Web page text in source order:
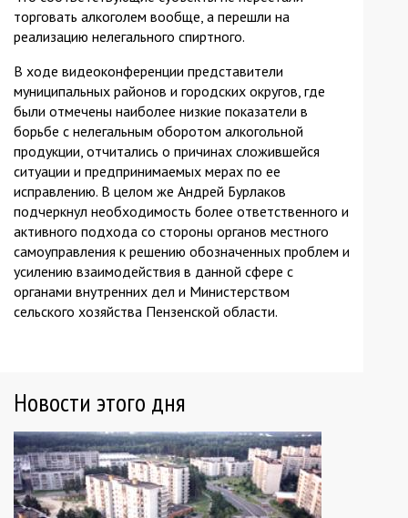
торговать алкоголем вообще, а перешли на
реализацию нелегального спиртного.
В ходе видеоконференции представители
муниципальных районов и городских округов, где
были отмечены наиболее низкие показатели в
борьбе с нелегальным оборотом алкогольной
продукции, отчитались о причинах сложившейся
ситуации и предпринимаемых мерах по ее
исправлению. В целом же Андрей Бурлаков
подчеркнул необходимость более ответственного и
активного подхода со стороны органов местного
самоуправления к решению обозначенных проблем и
усилению взаимодействия в данной сфере с
органами внутренних дел и Министерством
сельского хозяйства Пензенской области.
Новости этого дня